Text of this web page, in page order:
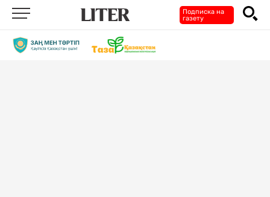
Подписка на
газету